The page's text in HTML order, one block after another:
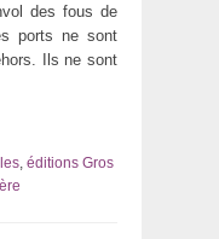
des fous de
ports ne sont
Ils ne sont
éditions Gros